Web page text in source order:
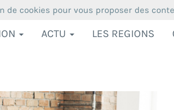
ACTU LES REGIONS
cookies pour vous proposer des